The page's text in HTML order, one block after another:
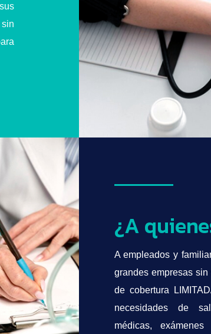
¿A
A empleados y
grandes empresas
de cobertura
necesidades de
médicas, exámenes